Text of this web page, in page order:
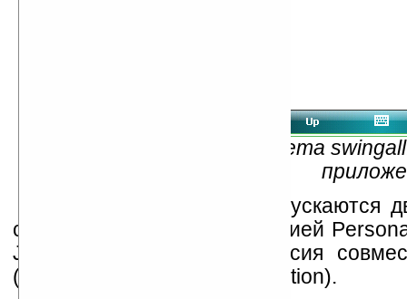
Рис. 7 — Установка пакета
На данный момент выпускаются
совместима со спецификацией
JDK 1.1.8. Вторая же версия
(Connected Device Configuration).